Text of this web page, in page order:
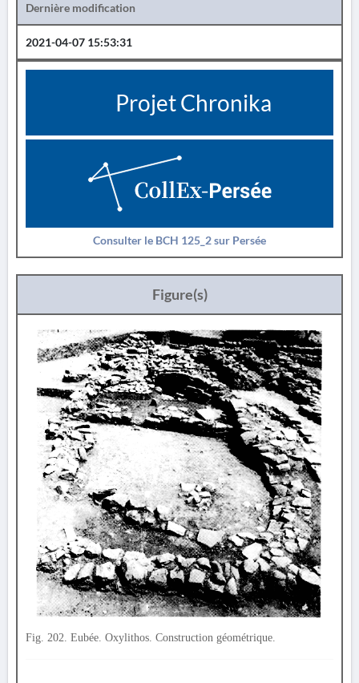
Dernière modification
2021-04-07 15:53:31
Projet Chronika
Consulter le BCH 125_2 sur Persée
Figure(s)
Fig. 202. Eubée. Oxylithos. Construction géométrique.